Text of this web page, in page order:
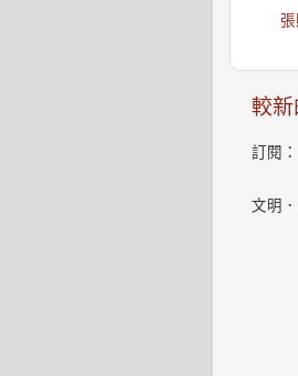
較新
訂閱：
文明